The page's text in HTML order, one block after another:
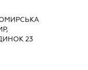
23